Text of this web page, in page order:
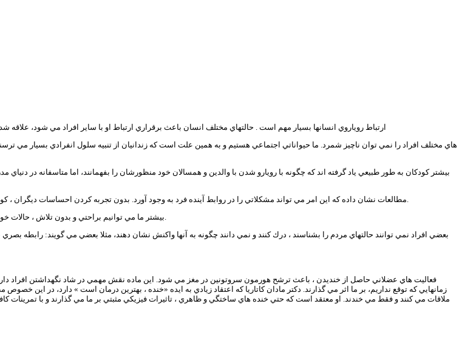
ارتباط روياروي انسانها بسيار مهم است . حالتهاي مختلف انسان باعث برقراري ارتباط او با ساير افراد مي شود، علاقه شديد انسان به ارتباطات ، او را قادر كرده
هاي مختلف افراد را نمي توان ناچيز شمرد. ما حيواناتي اجتماعي هستيم و به همين علت است كه زندانيان از تنبيه سلول انفرادي بسيار
بيشتر كودكان به طور طبيعي ياد گرفته اند كه چگونه با رويارو شدن با والدين و همسالان خود منظورشان را بفهمانند، اما متاسفانه در
بعضي افراد نمي توانند حالتهاي مردم را بشناسند ، درك كنند و نمي دانند چگونه به آنها واكنش نشان دهند، مثلا بعضي مي گويند:
فعاليت هاي عضلاني حاصل از خنديدن ، باعث ترشح هورمون سروتونين در مغز مي شود. اين ماده نقش مهمي در شاد نگهداشتن افراد
زمانهايي كه توقع نداريم، بر ما اثر مي گذارند. دكتر مادان كاتاريا كه اعتقاد زيادي به ايده «خنده ، بهترين درمان است » دارد، در اين
ملاقات مي كنند و فقط مي خندند. او معتقد است كه حتي خنده هاي ساختگي و ظاهري ، تاثيرات فيزيكي مثبتي بر ما مي گذارند و با